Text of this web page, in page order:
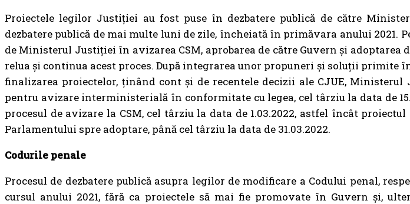
Proiectele legilor Justiției au fost puse în dezbatere publică de către
dezbatere publică de mai multe luni de zile, încheiată în primăvara anului 2021.
de Ministerul Justiției în avizarea CSM, aprobarea de către Guvern și
relua și continua acest proces. După integrarea unor propuneri și soluții primite
finalizarea proiectelor, ținând cont și de recentele decizii ale CJUE,
pentru avizare interministerială în conformitate cu legea, cel târziu la data de
procesul de avizare la CSM, cel târziu la data de 1.03.2022, astfel încât
Parlamentului spre adoptare, până cel târziu la data de 31.03.2022.
Codurile penale
Procesul de dezbatere publică asupra legilor de modificare a Codului penal,
cursul anului 2021, fără ca proiectele să mai fie promovate în Guvern și,